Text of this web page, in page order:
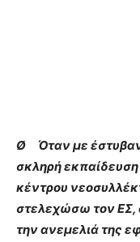
Ø Όταν με έστυβαν
σκληρή εκπαίδευση
κέντρου
στελεχώσω τον ΕΣ,
την ανεμελιά της